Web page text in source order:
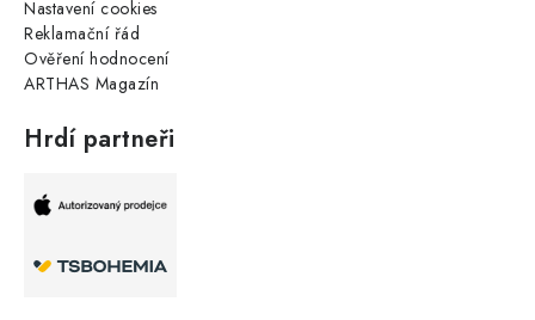
Nastavení cookies
Reklamační řád
Ověření hodnocení
ARTHAS Magazín
Hrdí partneři